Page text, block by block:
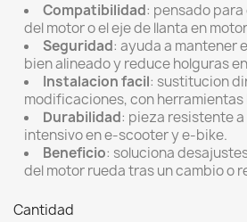
Compatibilidad: pensado
del motor o el eje de llanta en
Seguridad: ayuda a mantener
bien alineado y reduce holguras
Instalacion facil: sustitucion
modificaciones, con herramientas
Durabilidad: pieza resistente
intensivo en e-scooter y e-bike.
Beneficio: soluciona
del motor rueda tras un cambio o
Cantidad